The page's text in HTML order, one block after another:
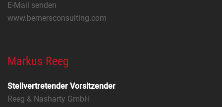
E-Mail senden
www.bernersconsulting.com
Markus Reeg
Stellvertretender Vorsitzender
Reeg & Nasharty GmbH